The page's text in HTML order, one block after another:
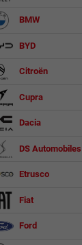
BMW
BYD
Citroën
Cupra
Dacia
DS Automobiles
Etrusco
Fiat
Ford